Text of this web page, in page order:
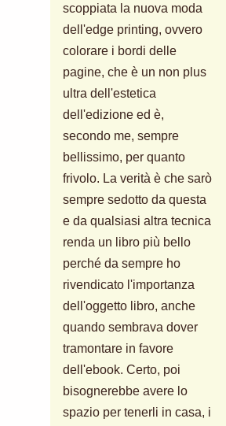
scoppiata la nuova moda
dell'edge printing, ovvero
colorare i bordi delle
pagine, che è un non plus
ultra dell'estetica
dell'edizione ed è,
secondo me, sempre
bellissimo, per quanto
frivolo. La verità è che sarò
sempre sedotto da questa
e da qualsiasi altra tecnica
renda un libro più bello
perché da sempre ho
rivendicato l'importanza
dell'oggetto libro, anche
quando sembrava dover
tramontare in favore
dell'ebook. Certo, poi
bisognerebbe avere lo
spazio per tenerli in casa, i